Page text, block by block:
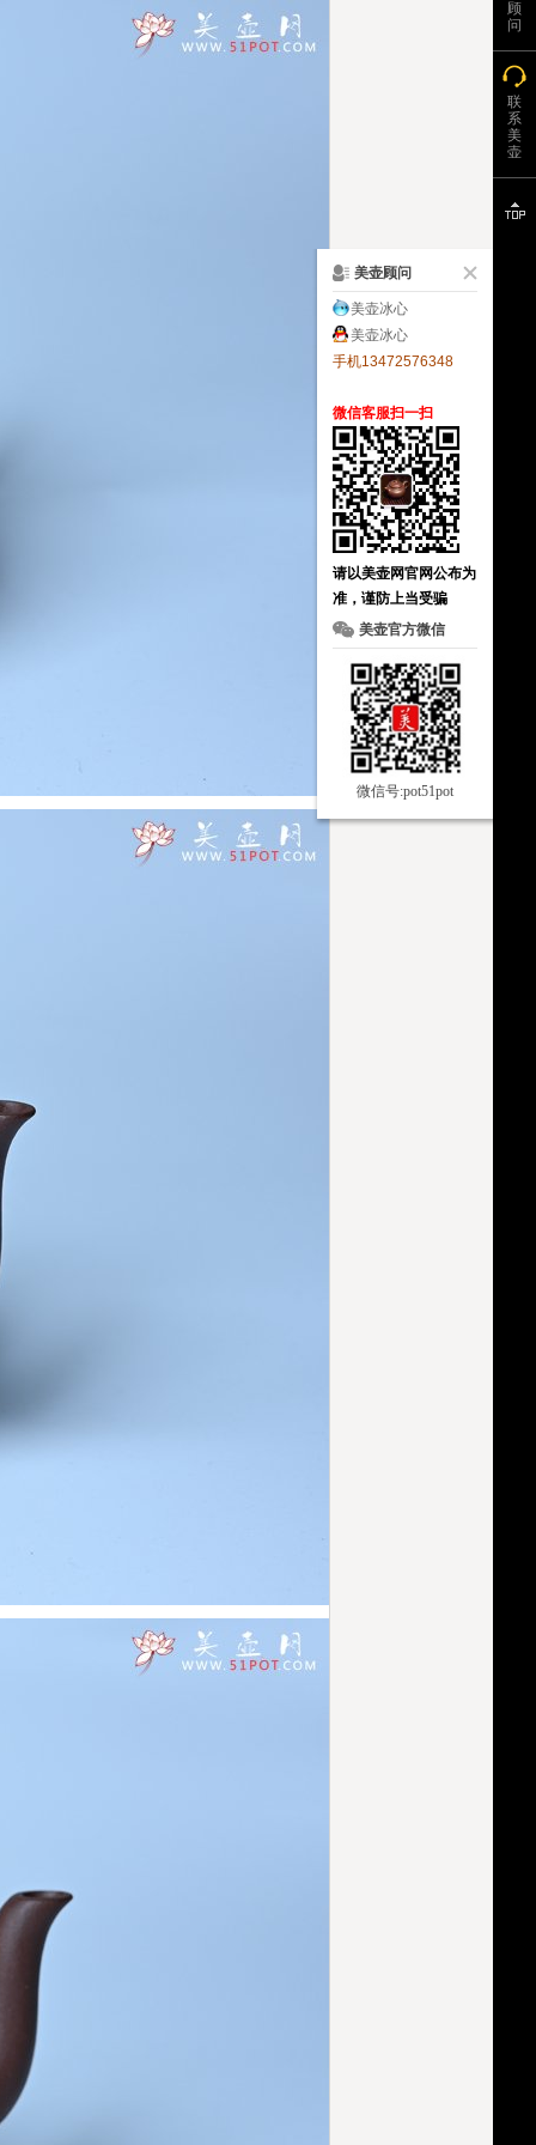
顾
问
联
系
美
壶
美壶顾问
美壶冰心
美壶冰心
手机13472576348
微信客服扫一扫
请以美壶网官网公布为
准，谨防上当受骗
美壶官方微信
微信号:pot51pot